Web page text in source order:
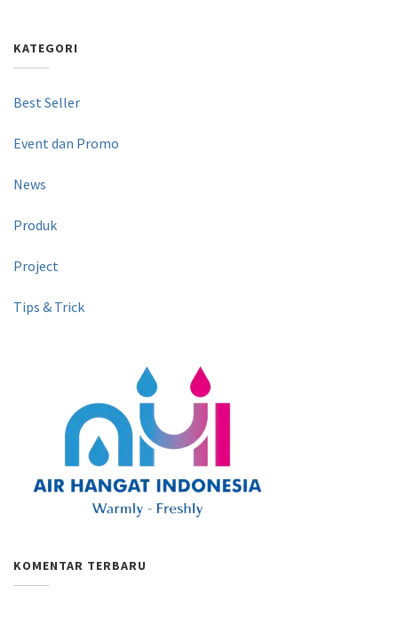
KATEGORI
Best Seller
Event dan Promo
News
Produk
Project
Tips & Trick
KOMENTAR TERBARU